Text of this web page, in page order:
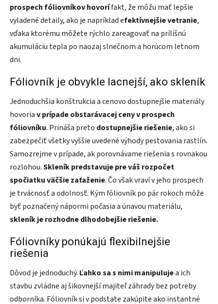
prospech fóliovníkov hovorífakt, že môžu mať lepšie
vyladené detaily, ako je napríklad efektívnejšie vetranie,
vďaka ktorému môžete rýchlo zareagovať na prílišnú
akumuláciu tepla po naozaj slnečnom a horúcom letnom
dni.
Fóliovník je obvykle lacnejší, ako skleník
Jednoduchšia konštrukcia a cenovo dostupnejšie materiály
hovoriav prípade obstarávacej ceny v prospech
fóliovníku. Prináša preto dostupnejšie riešenie, ako si
zabezpečiť všetky vyššie uvedené výhody pestovania rastlín.
Samozrejme v prípade, ak porovnávame riešenia s rovnakou
rozlohou.Skleník predstavuje pre váš rozpočet
spočiatku väčšie zaťaženie. Čo však vraví v jeho prospech
je trvácnosť a odolnosť. Kým fóliovník po pár rokoch môže
byť poznačený nápormi počasia a únavou materiálu,
skleník je rozhodne dlhodobejšie riešenie.
Fóliovníky ponúkajú flexibilnejšie
riešenia
Dôvod je jednoduchý. Ľahko sa s nimi manipulujea ich
stavbu zvládne aj šikovnejší majiteľ záhrady bez potreby
odborníka. Fóliovník si v podstate zakúpite ako instantné